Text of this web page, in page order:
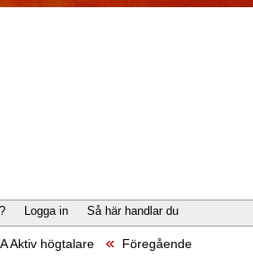
Logga in Så här handlar du
Aktiv högtalare Föregående